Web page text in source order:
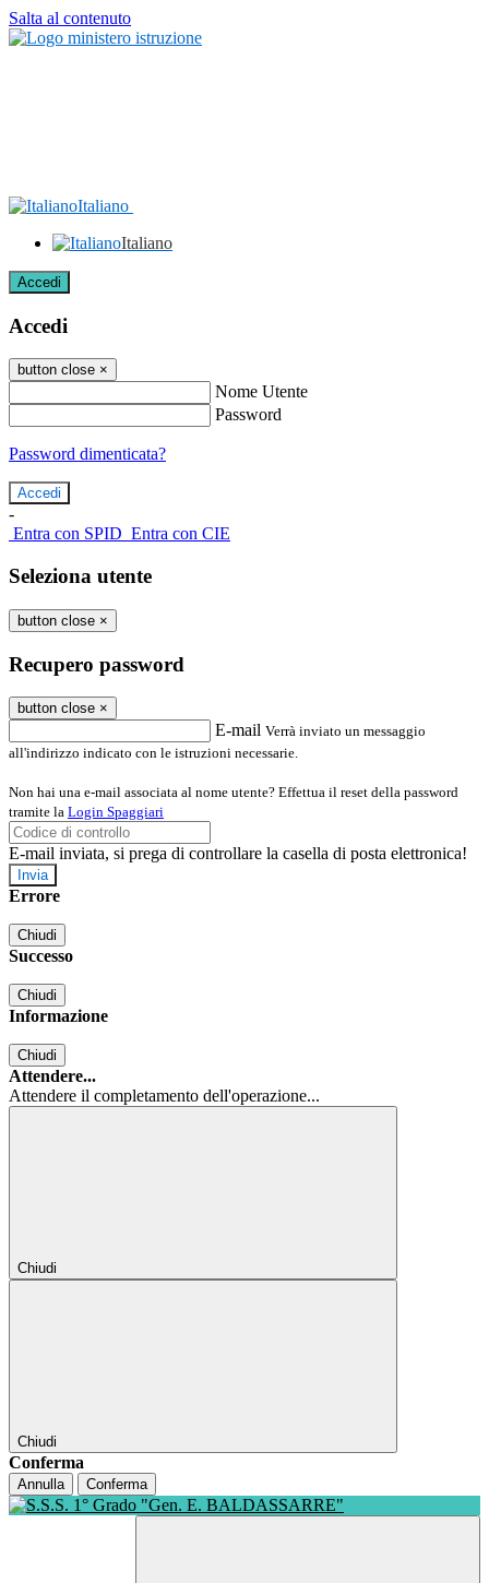
Salta al contenuto
Italiano
Italiano
Accedi
Accedi
button close ×
Nome Utente
Password
Password dimenticata?
-
Entra con SPID Entra con CIE
Seleziona utente
button close ×
Recupero password
button close ×
E-mail Verrà inviato un messaggio
all'indirizzo indicato con le istruzioni necessarie.
Non hai una e-mail associata al nome utente? Effettua il reset della password
tramite la Login Spaggiari
E-mail inviata, si prega di controllare la casella di posta elettronica!
Errore
Chiudi
Successo
Chiudi
Informazione
Chiudi
Attendere...
Attendere il completamento dell'operazione...
Chiudi
Chiudi
Conferma
Annulla Conferma